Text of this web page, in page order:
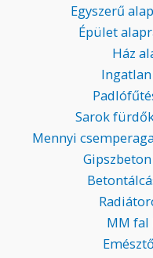
Egyszerű
Épület
Ház
Sarok
Mennyi
MM fal